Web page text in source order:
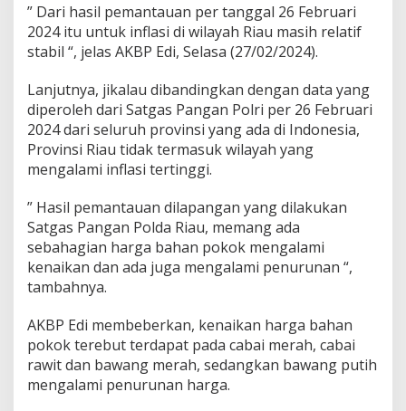
t
a
D
r
o
n
g
S
t
a
e
h
o
l
d
L
a
k
u
k
” Dari hasil pemantauan per tanggal 26 Februari
2024 itu untuk inflasi di wilayah Riau masih relatif
stabil “, jelas AKBP Edi, Selasa (27/02/2024).
Lanjutnya, jikalau dibandingkan dengan data yang
diperoleh dari Satgas Pangan Polri per 26 Februari
2024 dari seluruh provinsi yang ada di Indonesia,
Provinsi Riau tidak termasuk wilayah yang
mengalami inflasi tertinggi.
” Hasil pemantauan dilapangan yang dilakukan
Satgas Pangan Polda Riau, memang ada
sebahagian harga bahan pokok mengalami
kenaikan dan ada juga mengalami penurunan “,
tambahnya.
AKBP Edi membeberkan, kenaikan harga bahan
pokok terebut terdapat pada cabai merah, cabai
rawit dan bawang merah, sedangkan bawang putih
mengalami penurunan harga.